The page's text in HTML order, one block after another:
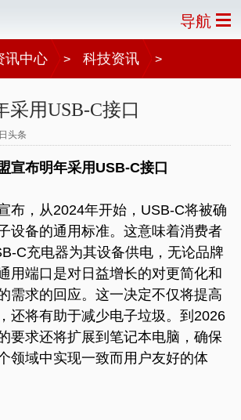
导航
讯中心 > 科技资讯 >
采用USB-C接口
头条
布明年采用USB-C接口
，从2024年开始，USB-C将被确
设备的通用标准。这意味着消费者
C充电器为其设备供电，无论品牌
用端口是对日益增长的对更简化和
需求的回应。这一决定不仅将提高
还将有助于减少电子垃圾。到2026
要求还将扩展到笔记本电脑，确保
领域中实现一致而用户友好的体